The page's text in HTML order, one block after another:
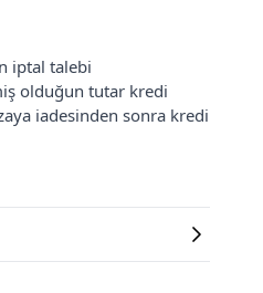
iptal talebi
olduğun tutar kredi
iadesinden sonra kredi